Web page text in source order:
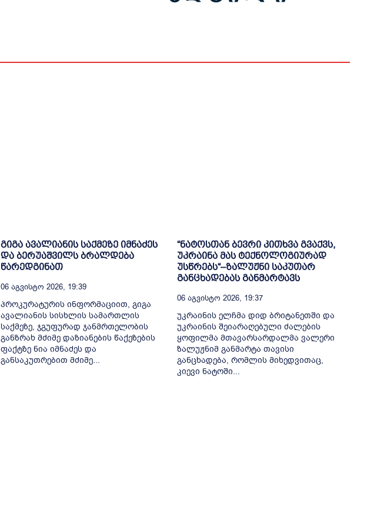
გიგა ავალიანის საქმეზე იმნაძეს
და ბერუაშვილს ბრალდება
წარედგინათ
06 Აგვისტო 2026, 19:39
პროკურატურის ინფორმაციით, გიგა
ავალიანის სისხლის სამართლის
საქმეზე, ჯგუფურად ჯანმრთელობის
განზრახ მძიმე დაზიანების წაქეზების
ფაქტზე ნია იმნაძეს და
განსაკუთრებით მძიმე...
“ნატოსთან ბევრი კითხვა გვაქვს,
უკრაინა მას ტექნოლოგიურად
უსწრებს“–ზალუჟნი საკუთარ
განცხადებას განმარტავს
06 Აგვისტო 2026, 19:37
უკრაინის ელჩმა დიდ ბრიტანეთში და
უკრაინის შეიარაღებული ძალების
ყოფილმა მთავარსარდალმა ვალერი
ზალუჟნიმ განმარტა თავისი
განცხადება, რომლის მიხედვითაც,
კიევი ნატოში...